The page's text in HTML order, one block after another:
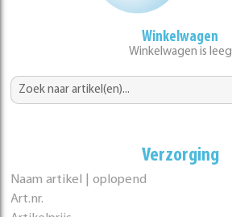
Winkelwagen
Winkelwagen is leeg
Verzorging
Naam artikel | oplopend
Art.nr.